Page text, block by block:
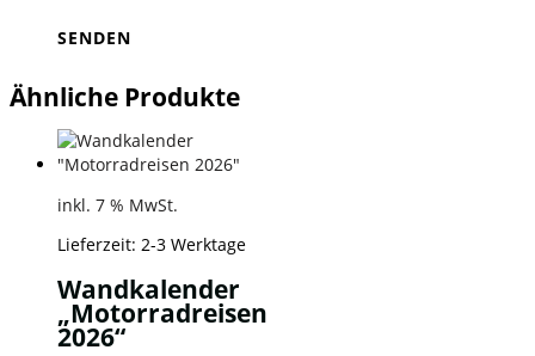
Ähnliche Produkte
inkl. 7 % MwSt.
Lieferzeit: 2-3 Werktage
Wandkalender
„Motorradreisen
2026“